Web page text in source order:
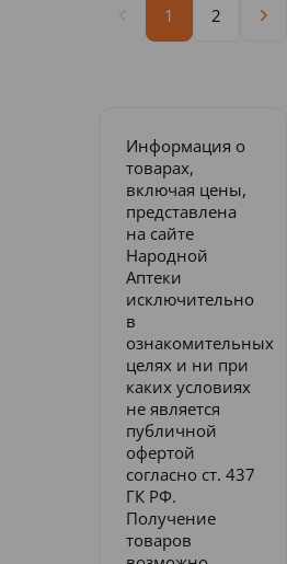
1 2
Информация о
товарах,
включая цены,
представлена
на сайте
Народной
Аптеки
исключительно
в
ознакомительных
целях и ни при
каких условиях
не является
публичной
офертой
согласно ст. 437
ГК РФ.
Получение
товаров